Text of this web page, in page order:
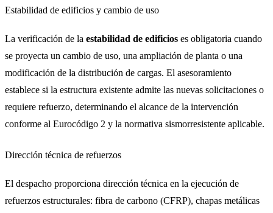
Estabilidad de edificios y cambio de uso
La verificación de la estabilidad de edificios es obligatoria cuando
se proyecta un cambio de uso, una ampliación de planta o una
modificación de la distribución de cargas. El asesoramiento
establece si la estructura existente admite las nuevas solicitaciones o
requiere refuerzo, determinando el alcance de la intervención
conforme al Eurocódigo 2 y la normativa sismorresistente aplicable.
Dirección técnica de refuerzos
El despacho proporciona dirección técnica en la ejecución de
refuerzos estructurales: fibra de carbono (CFRP), chapas metálicas